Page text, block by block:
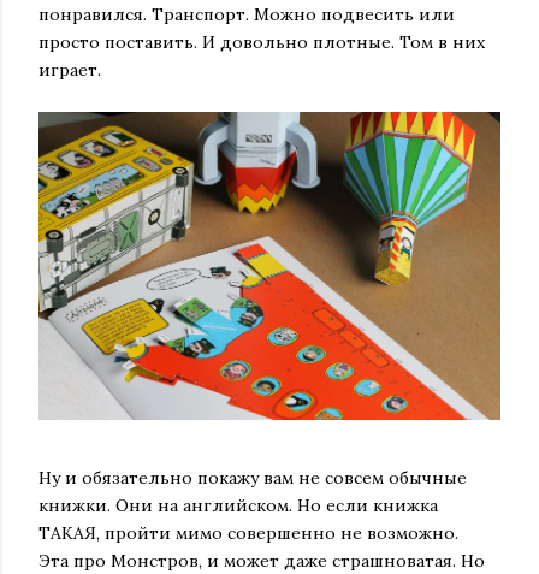
понравился. Транспорт. Можно подвесить или
просто поставить. И довольно плотные. Том в них
играет.
Ну и обязательно покажу вам не совсем обычные
книжки. Они на английском. Но если книжка
ТАКАЯ, пройти мимо совершенно не возможно.
Эта про Монстров, и может даже страшноватая. Но